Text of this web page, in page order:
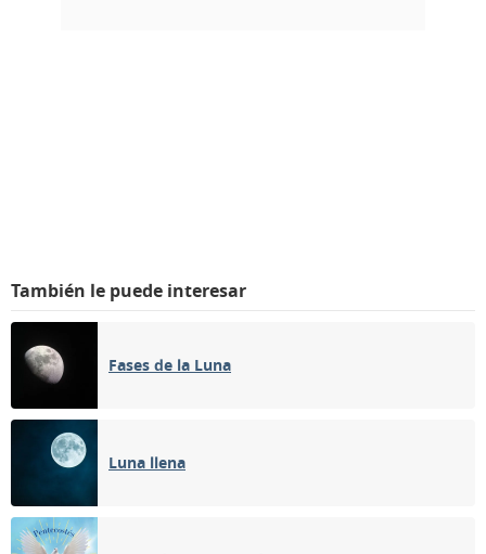
También le puede interesar
Fases de la Luna
Luna llena